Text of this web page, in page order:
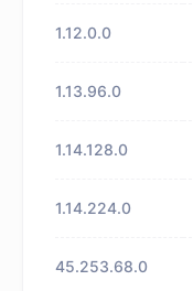
1.12.0.0
1.13.96.0
1.14.128.0
1.14.224.0
45.253.68.0